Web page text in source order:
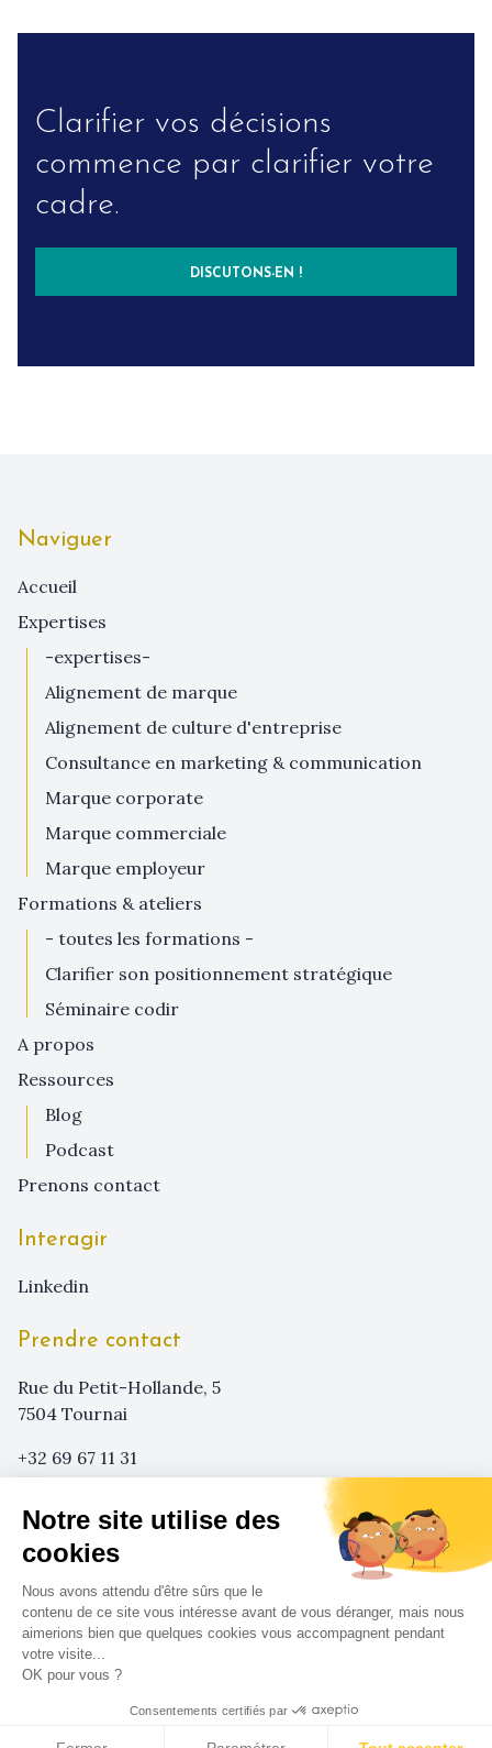
Notre site utilise des
cookies
Nous avons attendu d'être sûrs que le
contenu de ce site vous intéresse avant de vous déranger, mais nous
aimerions bien que quelques cookies vous accompagnent pendant
votre visite...
OK pour vous ?
Consentements certifiés par
Clarifier vos décisions
commence par clarifier votre
cadre.
DISCUTONS-EN !
Naviguer
Accueil
expertises
-expertises-
alignement de marque
alignement de culture d'entreprise
consultance en marketing & communication
marque corporate
marque commerciale
marque employeur
formations & ateliers
- toutes les formations -
clarifier son positionnement stratégique
séminaire codir
a propos
ressources
blog
podcast
prenons contact
Interagir
linkedin
Prendre contact
Rue du Petit-Hollande, 5
7504 Tournai
+32 69 67 11 31
info@sensa-agency.com
générales & respect de la vie privée